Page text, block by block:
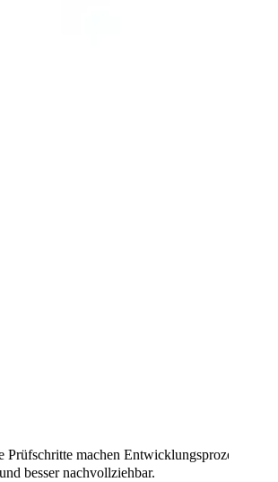
Prüfschritte machen Entwicklungsprozesse
besser nachvollziehbar.